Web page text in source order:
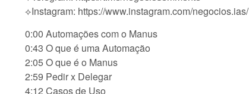
⟡Instagram: https://www.instagram.com/negocios.ias/
0:00 Automações com o Manus
0:43 O que é uma Automação
2:05 O que é o Manus
2:59 Pedir x Delegar
4:12 Casos de Uso